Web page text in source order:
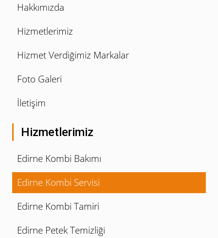
Hakkımızda
Hizmetlerimiz
Hizmet Verdiğimiz Markalar
Foto Galeri
İletişim
Hizmetlerimiz
Edirne Kombi Bakımı
Edirne Kombi Servisi
Edirne Kombi Tamiri
Edirne Petek Temizliği